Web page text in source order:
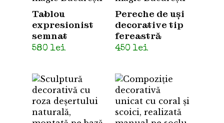
Tablou
expresionist
semnat
580 lei
Pereche de uși
decorative tip
fereastră
450lei